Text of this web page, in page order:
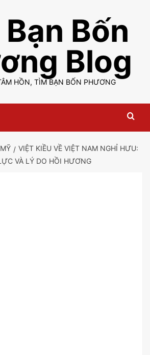
Bốn
Blog
HỒN, TÌM BẠN BỐN PHƯƠNG
VIỆT KIỀU VỀ VIỆT NAM NGHỈ HƯU:
VÀ LÝ DO HỒI HƯƠNG